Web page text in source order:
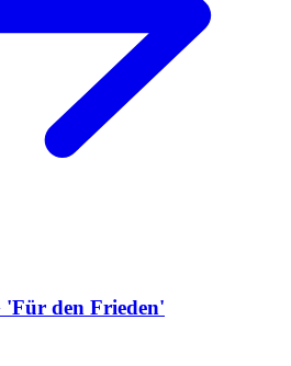
'Für den Frieden'